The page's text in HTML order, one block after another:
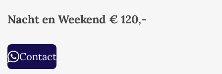
Nacht en Weekend € 120,-
Contact